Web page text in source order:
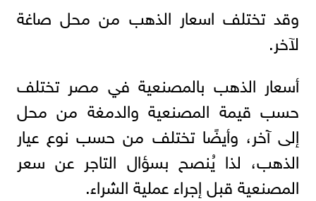
وقد تختلف اسعار الذهب من محل صاغة
لآخر.
أسعار الذهب بالمصنعية في مصر تختلف
حسب قيمة المصنعية والدمغة من محل
إلى آخر، وأيضًا تختلف من حسب نوع عيار
الذهب، لذا يُنصح بسؤال التاجر عن سعر
المصنعية قبل إجراء عملية الشراء.